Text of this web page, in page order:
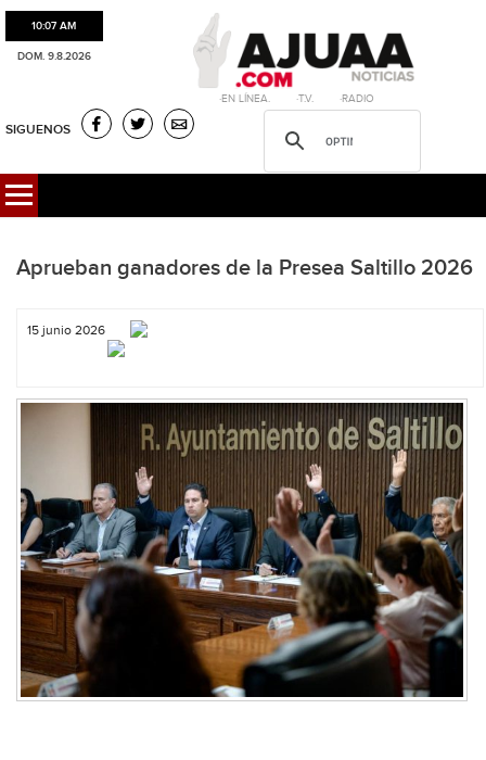
10:07 AM
DOM. 9.8.2026
·EN LÍNEA. ·T.V. ·RADIO
SIGUENOS
Aprueban ganadores de la Presea Saltillo 2026
15 junio 2026